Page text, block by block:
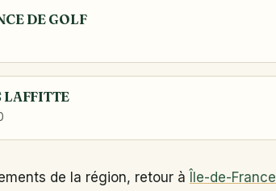
DE GOLF
LAFFITTE
de la région, retour à Île-de-France